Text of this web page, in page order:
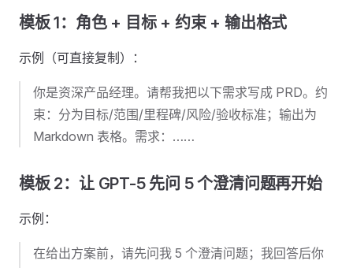
模板 1：角色 + 目标 + 约束 + 输出格式
示例（可直接复制）：
你是资深产品经理。请帮我把以下需求写成 PRD。约
束：分为目标/范围/里程碑/风险/验收标准；输出为
Markdown 表格。需求：……
模板 2：让 GPT-5 先问 5 个澄清问题再开始
示例：
在给出方案前，请先问我 5 个澄清问题；我回答后你